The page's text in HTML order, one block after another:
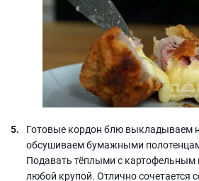
Готовые кордон блю выкладываем
обсушиваем бумажными
Подавать тёплыми с картофельным
любой крупой. Отлично сочетается